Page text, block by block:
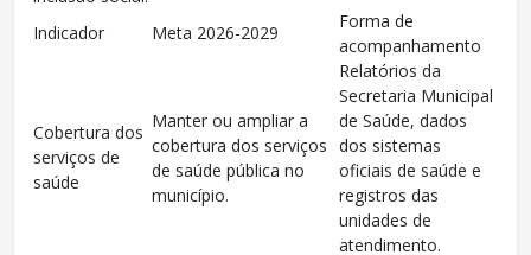
Indicador
Meta 2026-2029
Forma de
acompanhamento
Cobertura dos
serviços de
saúde
Manter ou ampliar a
cobertura dos serviços
de saúde pública no
município.
Relatórios da
Secretaria Municipal
de Saúde, dados
dos sistemas
oficiais de saúde e
registros das
unidades de
atendimento.